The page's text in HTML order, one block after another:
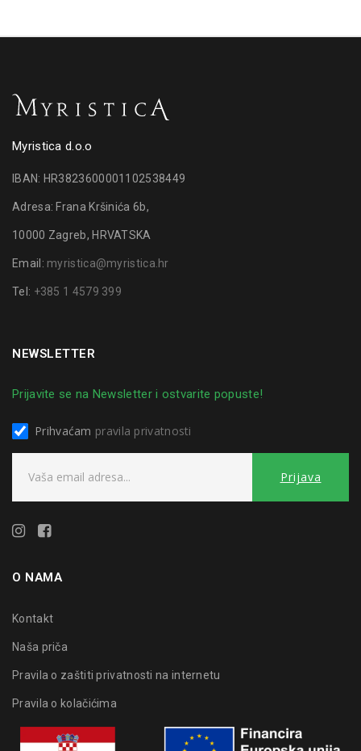
Myristica d.o.o
IBAN: HR3823600001102538449
Adresa: Frana Kršinića 6b,
10000 Zagreb, HRVATSKA
Email: myristica@myristica.hr
Tel: +385 1 4579 399
NEWSLETTER
Prijavite se na Newsletter i ostvarite popuste!
Prihvaćam pravila privatnosti
O NAMA
Kontakt
Naša priča
Pravila o zaštiti privatnosti na internetu
Pravila o kolačićima